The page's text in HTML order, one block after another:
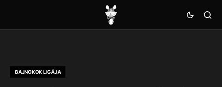
BAJNOKOK LIGÁJA